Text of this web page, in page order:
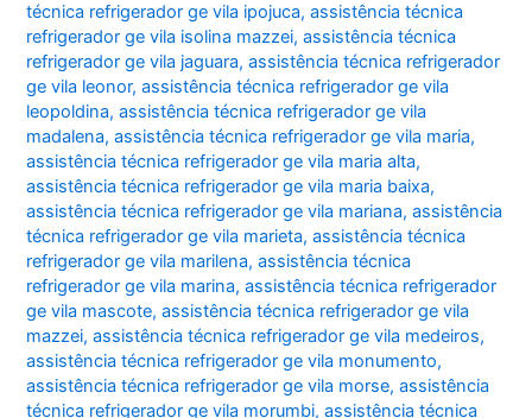
técnica refrigerador ge vila ipojuca,assistência técnica
refrigerador ge vila isolina mazzei,assistência técnica
refrigerador ge vila jaguara,assistência técnica refrigerador
ge vila leonor,assistência técnica refrigerador ge vila
leopoldina,assistência técnica refrigerador ge vila
madalena,assistência técnica refrigerador ge vila maria,
assistência técnica refrigerador ge vila maria alta,
assistência técnica refrigerador ge vila maria baixa,
assistência técnica refrigerador ge vila mariana,assistência
técnica refrigerador ge vila marieta,assistência técnica
refrigerador ge vila marilena,assistência técnica
refrigerador ge vila marina,assistência técnica refrigerador
ge vila mascote,assistência técnica refrigerador ge vila
mazzei,assistência técnica refrigerador ge vila medeiros,
assistência técnica refrigerador ge vila monumento,
assistência técnica refrigerador ge vila morse,assistência
técnica refrigerador ge vila morumbi,assistência técnica